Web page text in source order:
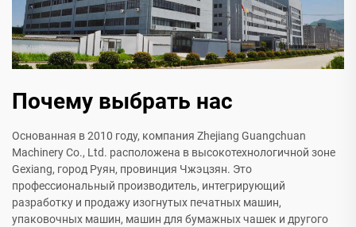
Почему выбрать нас
Основанная в 2010 году, компания Zhejiang Guangchuan
Machinery Co., Ltd. расположена в высокотехнологичной зоне
Gexiang, город Руян, провинция Чжэцзян. Это
профессиональный производитель, интегрирующий
разработку и продажу изогнутых печатных машин,
упаковочных машин, машин для бумажных чашек и другого